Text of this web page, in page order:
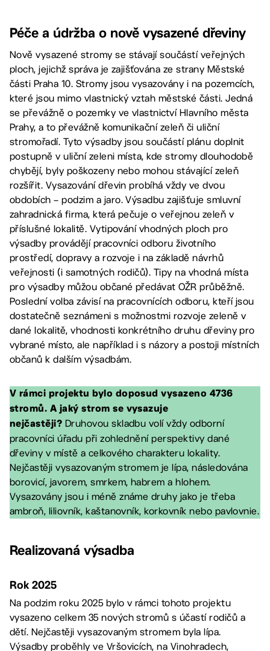
Péče a údržba o nově vysazené dřeviny
Nově vysazené stromy se stávají součástí veřejných
ploch, jejichž správa je zajišťována ze strany Městské
části Praha 10. Stromy jsou vysazovány i na pozemcích,
které jsou mimo vlastnický vztah městské části. Jedná
se převážně o pozemky ve vlastnictví Hlavního města
Prahy, a to převážně komunikační zeleň či uliční
stromořadí. Tyto výsadby jsou součástí plánu doplnit
postupně v uliční zeleni místa, kde stromy dlouhodobě
chybějí, byly poškozeny nebo mohou stávající zeleň
rozšířit. Vysazování dřevin probíhá vždy ve dvou
obdobích – podzim a jaro. Výsadbu zajišťuje smluvní
zahradnická firma, která pečuje o veřejnou zeleň v
příslušné lokalitě. Vytipování vhodných ploch pro
výsadby provádějí pracovníci odboru životního
prostředí, dopravy a rozvoje i na základě návrhů
veřejnosti (i samotných rodičů). Tipy na vhodná místa
pro výsadby můžou občané předávat OŽR průběžně.
Poslední volba závisí na pracovnících odboru, kteří jsou
dostatečně seznámeni s možnostmi rozvoje zeleně v
dané lokalitě, vhodnosti konkrétního druhu dřeviny pro
vybrané místo, ale například i s názory a postoji místních
občanů k dalším výsadbám.
V rámci projektu bylo doposud vysazeno 4736
stromů. A jaký strom se vysazuje
nejčastěji? Druhovou skladbu volí vždy odborní
pracovníci úřadu při zohlednění perspektivy dané
dřeviny v místě a celkového charakteru lokality.
Nejčastěji vysazovaným stromem je lípa, následována
borovicí, javorem, smrkem, habrem a hlohem.
Vysazovány jsou i méně známe druhy jako je třeba
ambroň, liliovník, kaštanovník, korkovník nebo pavlovnie.
Realizovaná výsadba
Rok 2025
Na podzim roku 2025 bylo v rámci tohoto projektu
vysazeno celkem 35 nových stromů s účastí rodičů a
dětí. Nejčastěji vysazovaným stromem byla lípa.
Výsadby proběhly ve Vršovicích, na Vinohradech,